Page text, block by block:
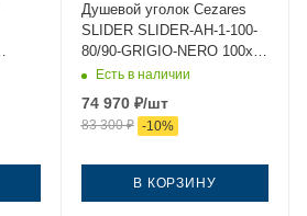
Душевой уголок Cezares
SLIDER SLIDER-AH-1-100-
80/90-GRIGIO-NERO 100х80
стекло тонированное
профиль черный без
поддона
Есть в наличии
74 970₽/шт
83 300₽ -10%
В КОРЗИНУ